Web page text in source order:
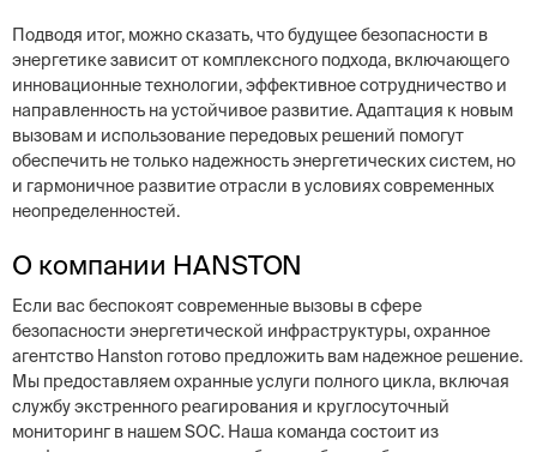
Подводя итог, можно сказать, что будущее безопасности в
энергетике зависит от комплексного подхода, включающего
инновационные технологии, эффективное сотрудничество и
направленность на устойчивое развитие. Адаптация к новым
вызовам и использование передовых решений помогут
обеспечить не только надежность энергетических систем, но
и гармоничное развитие отрасли в условиях современных
неопределенностей.
О компании HANSTON
Если вас беспокоят современные вызовы в сфере
безопасности энергетической инфраструктуры, охранное
агентство Hanston готово предложить вам надежное решение.
Мы предоставляем охранные услуги полного цикла, включая
службу экстренного реагирования и круглосуточный
мониторинг в нашем SOC. Наша команда состоит из